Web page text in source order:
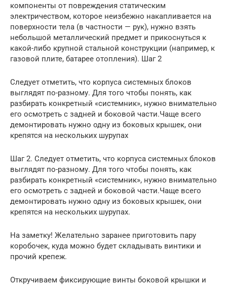
компоненты от повреждения статическим
электричеством, которое неизбежно накапливается на
поверхности тела (в частности — рук), нужно взять
небольшой металлический предмет и прикоснуться к
какой-либо крупной стальной конструкции (например, к
газовой плите, батарее отопления). Шаг 2
Следует отметить, что корпуса системных блоков
выглядят по-разному. Для того чтобы понять, как
разбирать конкретный «системник», нужно внимательно
его осмотреть с задней и боковой части.Чаще всего
демонтировать нужно одну из боковых крышек, они
крепятся на нескольких шурупах
Шаг 2. Следует отметить, что корпуса системных блоков
выглядят по-разному. Для того чтобы понять, как
разбирать конкретный «системник», нужно внимательно
его осмотреть с задней и боковой части.Чаще всего
демонтировать нужно одну из боковых крышек, они
крепятся на нескольких шурупах.
На заметку! Желательно заранее приготовить пару
коробочек, куда можно будет складывать винтики и
прочий крепеж.
Откручиваем фиксирующие винты боковой крышки и